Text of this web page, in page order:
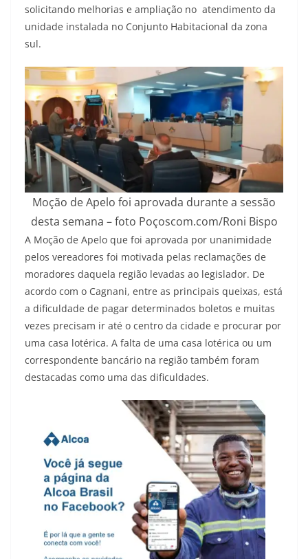
solicitando melhorias e ampliação no atendimento da
unidade instalada no Conjunto Habitacional da zona
sul.
Moção de Apelo foi aprovada durante a sessão
desta semana – foto Poçoscom.com/Roni Bispo
A Moção de Apelo que foi aprovada por unanimidade
pelos vereadores foi motivada pelas reclamações de
moradores daquela região levadas ao legislador. De
acordo com o Cagnani, entre as principais queixas, está
a dificuldade de pagar determinados boletos e muitas
vezes precisam ir até o centro da cidade e procurar por
uma casa lotérica. A falta de uma casa lotérica ou um
correspondente bancário na região também foram
destacadas como uma das dificuldades.